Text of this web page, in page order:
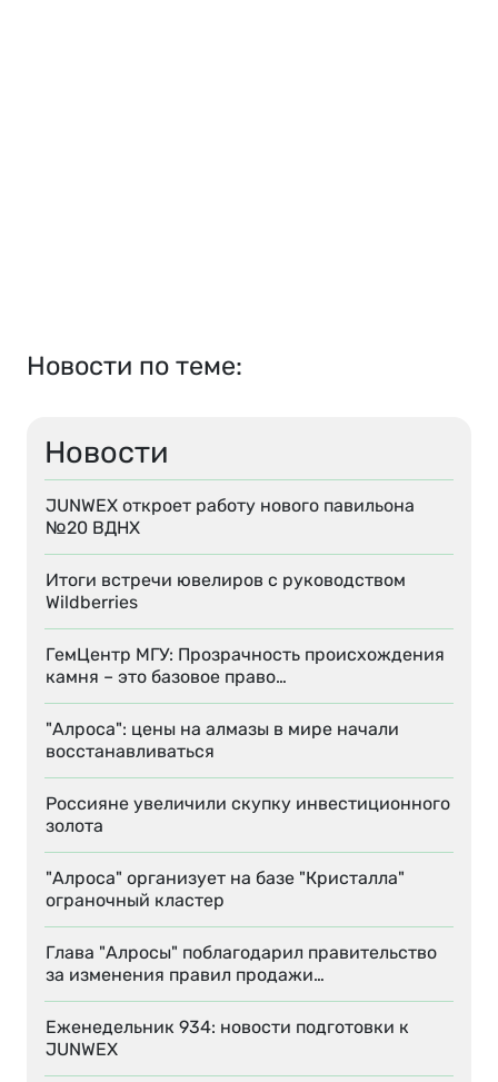
Новости
JUNWEX откроет работу нового павильона
№20 ВДНХ
Итоги встречи ювелиров с руководством
Wildberries
ГемЦентр МГУ: Прозрачность происхождения
камня – это базовое право…
"Алроса": цены на алмазы в мире начали
восстанавливаться
Россияне увеличили скупку инвестиционного
золота
"Алроса" организует на базе "Кристалла"
ограночный кластер
Глава "Алросы" поблагодарил правительство
за изменения правил продажи…
Еженедельник 934: новости подготовки к
JUNWEX
Новости по теме: